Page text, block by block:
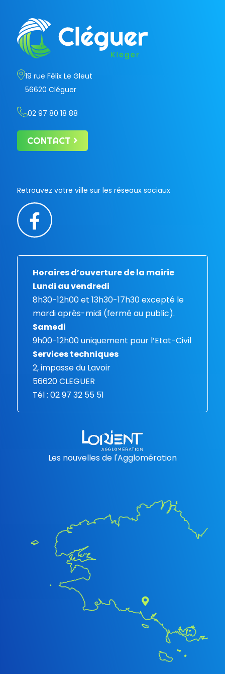
19 rue Félix Le Gleut
56620 Cléguer
02 97 80 18 88
CONTACT
Retrouvez votre ville sur les réseaux sociaux
Horaires d’ouverture de la mairie
Lundi au vendredi
8h30-12h00 et 13h30-17h30 excepté le
mardi après-midi (fermé au public).
Samedi
9h00-12h00 uniquement pour l’Etat-Civil
Services techniques
2, impasse du Lavoir
56620 CLEGUER
Tél : 02 97 32 55 51
Les nouvelles de l'Agglomération